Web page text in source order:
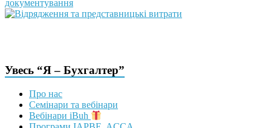
Увесь “Я – Бухгалтер”
Про нас
Семінари та вебінари
Вебінари iBuh